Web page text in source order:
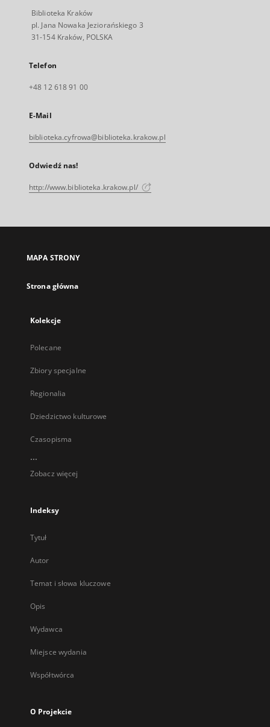
Biblioteka Kraków
pl. Jana Nowaka Jeziorańskiego 3
31-154 Kraków, POLSKA
Telefon
+48 12 618 91 00
E-Mail
biblioteka.cyfrowa@biblioteka.krakow.pl
Odwiedź nas!
http://www.biblioteka.krakow.pl/
MAPA STRONY
Strona główna
Kolekcje
Polecane
Zbiory specjalne
Regionalia
Dziedzictwo kulturowe
Czasopisma
...
Zobacz więcej
Indeksy
Tytuł
Autor
Temat i słowa kluczowe
Opis
Wydawca
Miejsce wydania
Współtwórca
O Projekcie